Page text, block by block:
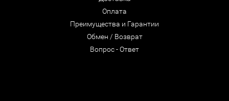
Оплата
Преимущества и Гарантии
Обмен / Возврат
Вопрос - Ответ